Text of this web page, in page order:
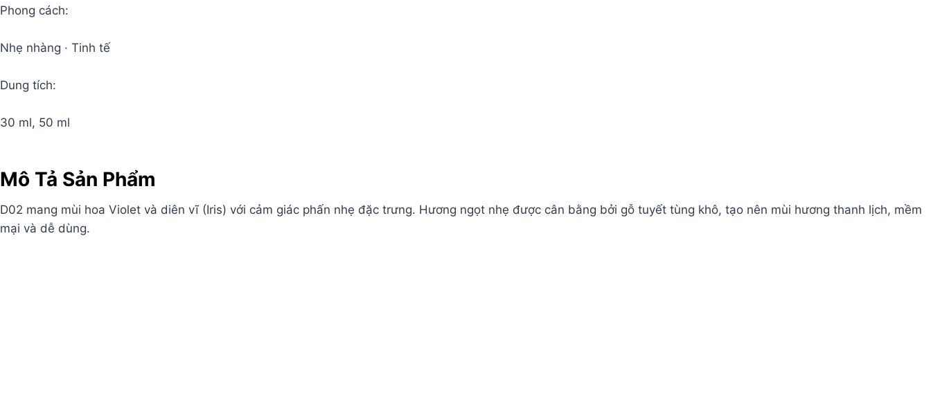
Phong cách:
Nhẹ nhàng · Tinh tế
Dung tích:
30 ml, 50 ml
Mô Tả Sản Phẩm
D02 mang mùi hoa Violet và diên vĩ (Iris) với cảm giác phấn nhẹ đặc trưng. Hương ngọt nhẹ được cân bằng bởi gỗ tuyết tùng khô, tạo nên mùi hương thanh lịch, mềm
mại và dễ dùng.